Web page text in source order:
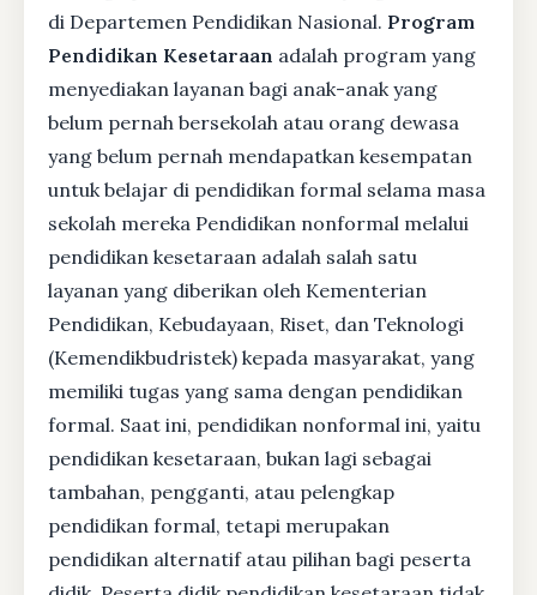
di Departemen Pendidikan Nasional. Program
Pendidikan Kesetaraan adalah program yang
menyediakan layanan bagi anak-anak yang
belum pernah bersekolah atau orang dewasa
yang belum pernah mendapatkan kesempatan
untuk belajar di pendidikan formal selama masa
sekolah mereka Pendidikan nonformal melalui
pendidikan kesetaraan adalah salah satu
layanan yang diberikan oleh Kementerian
Pendidikan, Kebudayaan, Riset, dan Teknologi
(Kemendikbudristek) kepada masyarakat, yang
memiliki tugas yang sama dengan pendidikan
formal. Saat ini, pendidikan nonformal ini, yaitu
pendidikan kesetaraan, bukan lagi sebagai
tambahan, pengganti, atau pelengkap
pendidikan formal, tetapi merupakan
pendidikan alternatif atau pilihan bagi peserta